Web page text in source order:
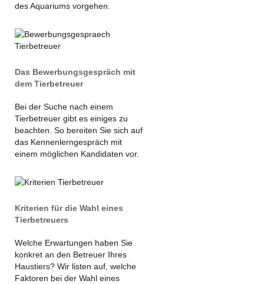
des Aquariums vorgehen.
Das Bewerbungsgespräch mit
dem Tierbetreuer
Bei der Suche nach einem
Tierbetreuer gibt es einiges zu
beachten. So bereiten Sie sich auf
das Kennenlerngespräch mit
einem möglichen Kandidaten vor.
Kriterien für die Wahl eines
Tierbetreuers
Welche Erwartungen haben Sie
konkret an den Betreuer Ihres
Haustiers? Wir listen auf, welche
Faktoren bei der Wahl eines